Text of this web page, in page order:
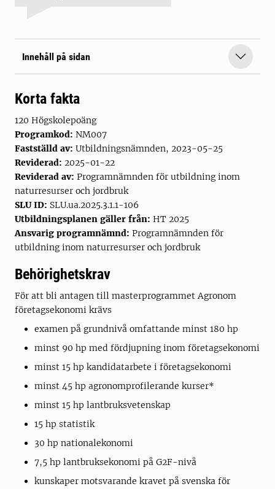
Innehåll på sidan
Korta fakta
120 Högskolepoäng
Programkod: NM007
Fastställd av: Utbildningsnämnden, 2023-05-25
Reviderad: 2025-01-22
Reviderad av: Programnämnden för utbildning inom
naturresurser och jordbruk
SLU ID: SLU.ua.2025.3.1.1-106
Utbildningsplanen gäller från: HT 2025
Ansvarig programnämnd: Programnämnden för
utbildning inom naturresurser och jordbruk
Behörighetskrav
För att bli antagen till masterprogrammet Agronom
företagsekonomi krävs
examen på grundnivå omfattande minst 180 hp
minst 90 hp med fördjupning inom företagsekonomi
minst 15 hp kandidatarbete i företagsekonomi
minst 45 hp agronomprofilerande kurser*
minst 15 hp lantbruksvetenskap
15 hp statistik
30 hp nationalekonomi
7,5 hp lantbruksekonomi på G2F-nivå
kunskaper motsvarande kravet på svenska för